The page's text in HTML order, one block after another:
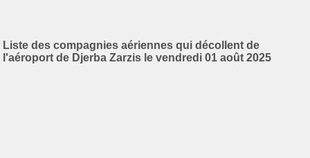
Liste des compagnies aériennes qui décollent de
l'aéroport de Djerba Zarzis le vendredi 01 août 2025